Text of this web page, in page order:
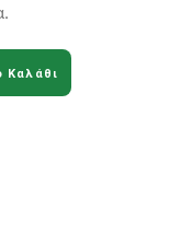
Καλάθι